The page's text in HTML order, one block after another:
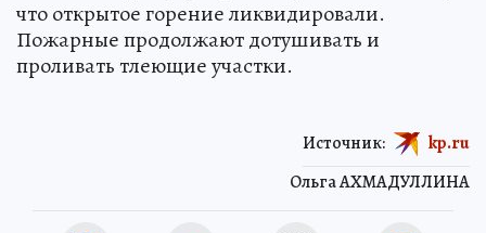
что открытое горение ликвидировали.
Пожарные продолжают дотушивать и
проливать тлеющие участки.
Ольга АХМАДУЛЛИНА
Источник: kp.ru